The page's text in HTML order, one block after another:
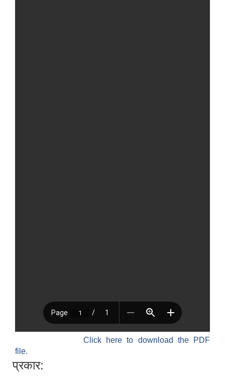
Click here to download the PDF
file.
प्रकार: